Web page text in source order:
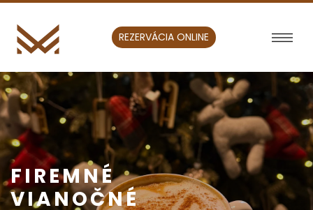
REZERVÁCIA ONLINE
FIREMNÉ
VIANOČNÉ